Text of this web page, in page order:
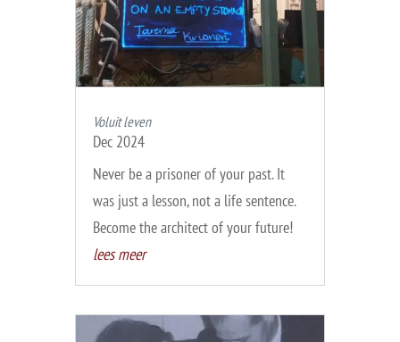
Voluit leven
Dec 2024
Never be a prisoner of your past. It
was just a lesson, not a life sentence.
Become the architect of your future!
lees meer